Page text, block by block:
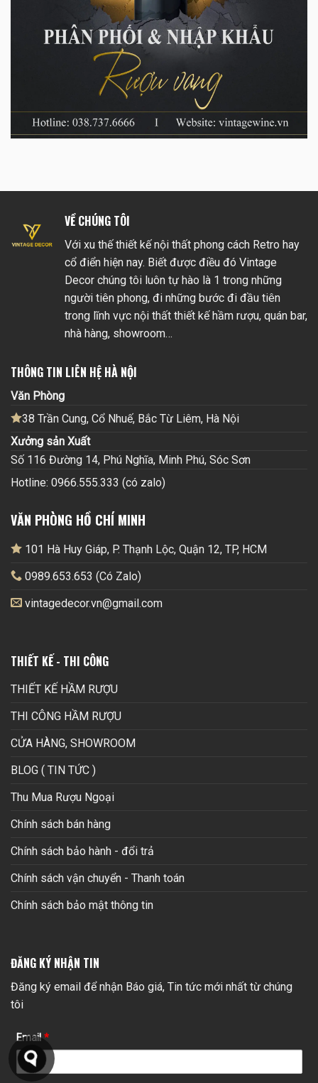
VỀ CHÚNG TÔI
Với xu thế thiết kế nội thất phong cách Retro hay
cổ điển hiện nay. Biết được điều đó Vintage
Decor chúng tôi luôn tự hào là 1 trong những
người tiên phong, đi những bước đi đầu tiên
trong lĩnh vực nội thất thiết kế hầm rượu, quán bar,
nhà hàng, showroom…
THÔNG TIN LIÊN HỆ HÀ NỘI
Văn Phòng
38 Trần Cung, Cổ Nhuế, Bắc Từ Liêm, Hà Nội
Xưởng sản Xuất
Số 116 Đường 14, Phú Nghĩa, Minh Phú, Sóc Sơn
Hotline: 0966.555.333 (có zalo)
VĂN PHÒNG HỒ CHÍ MINH
101 Hà Huy Giáp, P. Thạnh Lộc, Quận 12, TP, HCM
0989.653.653 (Có Zalo)
vintagedecor.vn@gmail.com
THIẾT KẾ - THI CÔNG
THIẾT KẾ HẦM RƯỢU
THI CÔNG HẦM RƯỢU
CỬA HÀNG, SHOWROOM
BLOG ( TIN TỨC )
Thu Mua Rượu Ngoại
Chính sách bán hàng
Chính sách bảo hành - đổi trả
Chính sách vận chuyển - Thanh toán
Chính sách bảo mật thông tin
ĐĂNG KÝ NHẬN TIN
Đăng ký email để nhận Báo giá, Tin tức mới nhất từ chúng
tôi
Email*